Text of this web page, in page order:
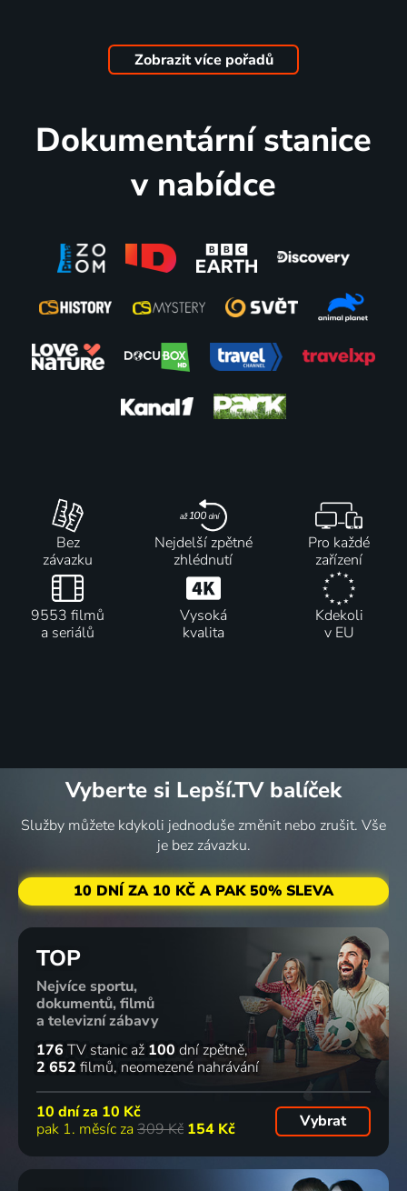
Nežárkou
2015 | Folk & lidové
Zobrazit více pořadů
Dokumentární stanice
v nabídce
Bez
závazku
Nejdelší zpětné
zhlédnutí
Pro každé
zařízení
9553 filmů
a seriálů
Vysoká
kvalita
Kdekoli
v EU
Vyberte si Lepší.TV balíček
Služby můžete kdykoli jednoduše změnit nebo zrušit. Vše
je bez závazku.
10 DNÍ ZA 10 KČ A PAK 50% SLEVA
TOP
Nejvíce sportu,
dokumentů, filmů
a televizní zábavy
176 TV stanic až 100 dní zpětně
2 652 filmů neomezené nahrávání
10 dní za 10 Kč
pak 1. měsíc za 309 Kč 154 Kč Vybrat